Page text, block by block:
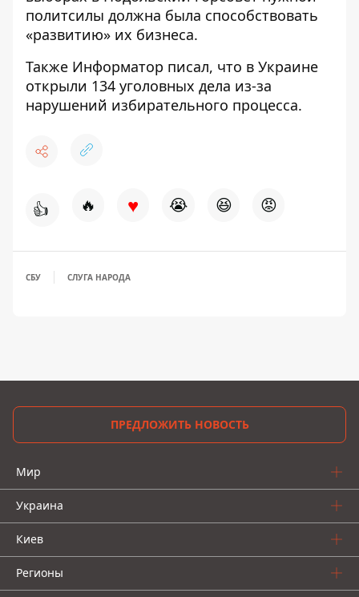
политсилы должна была способствовать
«развитию» их бизнеса.
Также Информатор писал, что в Украине
открыли 134 уголовных дела из-за
нарушений избирательного процесса.
👍 🔥 ♥ 😭 😆 😡
СБУ СЛУГА НАРОДА
ПРЕДЛОЖИТЬ НОВОСТЬ
Мир
Украина
Киев
Регионы